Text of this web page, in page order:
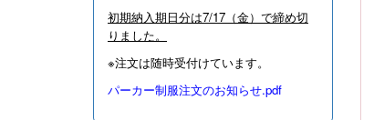
初期納入期日分は7/17（金）で締め切
りました。
※注文は随時受付けています。
パーカー制服注文のお知らせ.pdf